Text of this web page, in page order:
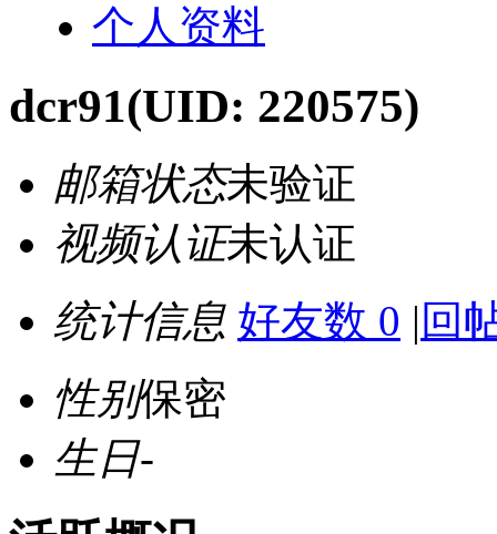
个人资料
dcr91(UID: 220575)
邮箱状态未验证
视频认证未认证
统计信息 好友数 0 | 回
性别保密
生日-